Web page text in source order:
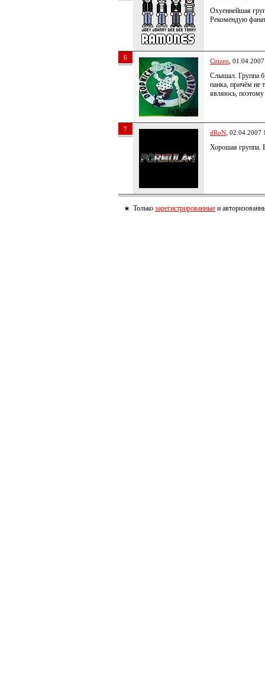
Охуеннейшая
Рекомендую
6 Citizen ,
Слышал. Группа
панка, причём не
являюсь,
7 dRoN , 02.04.2007
Хорошая группа.
Только зарегистрированные и